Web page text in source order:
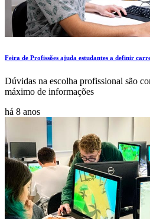
Feira de Profissões ajuda estudantes a definir
Dúvidas na escolha profissional são
máximo de informações
há 8 anos